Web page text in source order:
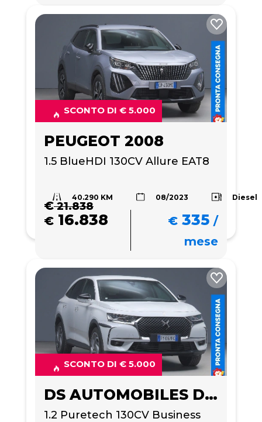
SCONTO DI € 5.000
PEUGEOT 2008
1.5 BlueHDI 130CV Allure EAT8
40.290 KM 08/2023 Diesel
€21.838
€ 16.838 € 335 /
mese
SCONTO DI € 5.000
DS AUTOMOBILES DS 7 CROSSBACK
1.2 Puretech 130CV Business